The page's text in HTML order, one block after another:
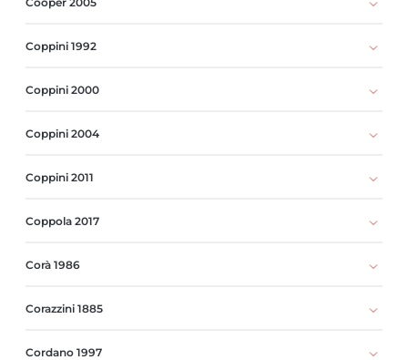
Coppini 1992
Coppini 2000
Coppini 2004
Coppini 2011
Coppola 2017
Corà 1986
Corazzini 1885
Cordano 1997